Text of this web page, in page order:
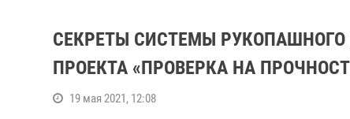
СЕКРЕТЫ СИСТЕМЫ
ПРОЕКТА «ПРОВЕРКА НА
19 мая 2021, 12:08